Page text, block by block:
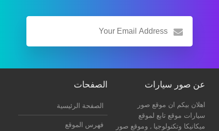
عن صور سيارات
اهلان بيكم ان موقع صور
سيارات موقع تابع لموقع
ميكانيكا وتكنولوجيا , وموقع صور
الصفحات
الصفحة الرئيسية
فهرس الموقع